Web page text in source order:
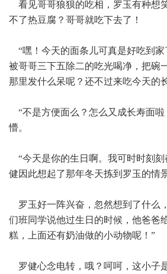
看见哥哥狼狈的吃相，罗玉有种想
不了热豆腐？哥哥就吃下去了！
“嘿！今天的面条儿可真是好吃到家
被哥哥三下五除二的吃光喝净，把碗
那里发什么呆呢？还不过来吃今天的
“不是方便面么？怎么又成长寿面啦
懵。
“今天是你的生日啊。我可时时刻刻
健因此想起了那年冬天拣到罗玉的情
罗玉好一阵兴奋，忽然想到了什么
们班同学说他过生日的时候，他爸爸
糕，上面还有奶油做的小动物呢！”
罗健心念电转，哦？呵呵，这小子